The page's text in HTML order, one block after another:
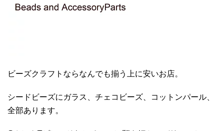
ビーズクラフトならなんでも揃う上に安いお店。
シードビーズにガラス、チェコビーズ、コットンパール、
全部あります。